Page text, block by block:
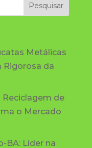
Metálicas
Rigorosa da
Reciclagem de
o Mercado
BA: Líder na